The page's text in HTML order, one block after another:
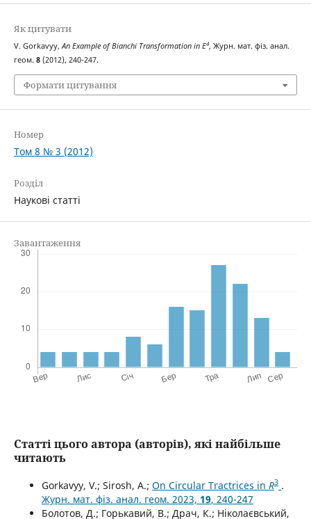
Як цитувати
V. Gorkavyy,An Example of Bianchi Transformation in E4, Журн. мат. фіз. анал.
геом. 8(2012), 240-247.
Формати цитування
Номер
Том 8 № 3 (2012)
Розділ
Наукові статті
Завантаження
Статті цього автора (авторів), які найбільше
читають
Gorkavyy, V.; Sirosh, A.; On Circular Tractrices in R3 .
Журн. мат. фіз. анал. геом. 2023, 19, 240-247
Болотов, Д.; Горькавий, В.; Драч, К.; Нiколаєвський,